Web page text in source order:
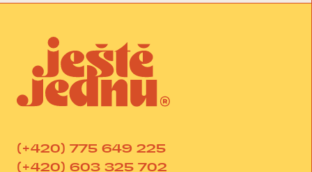
(+420) 775 649 225
(+420) 603 325 702